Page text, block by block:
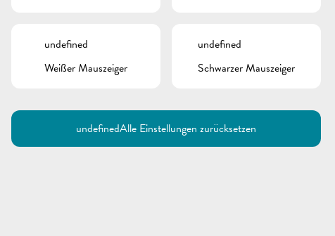
Utilisez la recherche pour
Comme par exemple des contacts, des
informations ou de documents.
undefined
Weißer Mauszeiger
undefined
Schwarzer Mauszeiger
undefinedAlle Einstellungen zurücksetzen